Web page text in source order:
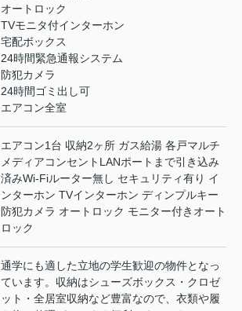
オートロック
TVモニタ付インターホン
宅配ボックス
24時間緊急通報システム
防犯カメラ
24時間ゴミ出し可
エアコン全室
エアコン1台 収納2ヶ所 ガス給湯 各戸マルチ
メディアコンセントLANポートまで引き込み
済みWi-Fiルーター無し セキュリティ有り イ
ンターホン TVインターホン ディンプルキー
防犯カメラ オートロック モニター付きオート
ロック
通学にも適した立地の学生歓迎の物件となっ
ています。収納はシューズボックス・クロゼ
ット・全居室収納など豊富なので、衣類や履